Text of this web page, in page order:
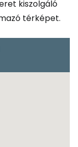
kiszolgáló
térképet.